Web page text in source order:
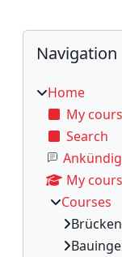
Blocks
Skip Navigation
Navigation
Home
My
Search
My
Courses